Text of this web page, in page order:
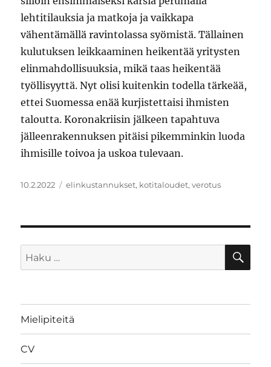
lehtitilauksia ja matkoja ja vaikkapa
vähentämällä ravintolassa syömistä. Tällainen
kulutuksen leikkaaminen heikentää yritysten
elinmahdollisuuksia, mikä taas heikentää
työllisyyttä. Nyt olisi kuitenkin todella tärkeää,
ettei Suomessa enää kurjistettaisi ihmisten
taloutta. Koronakriisin jälkeen tapahtuva
jälleenrakennuksen pitäisi pikemminkin luoda
ihmisille toivoa ja uskoa tulevaan.
Julkaistu
10.2.2022 Avainsanat
elinkustannukset, kotitaloudet,verotus
Etsi:
Mielipiteitä
CV